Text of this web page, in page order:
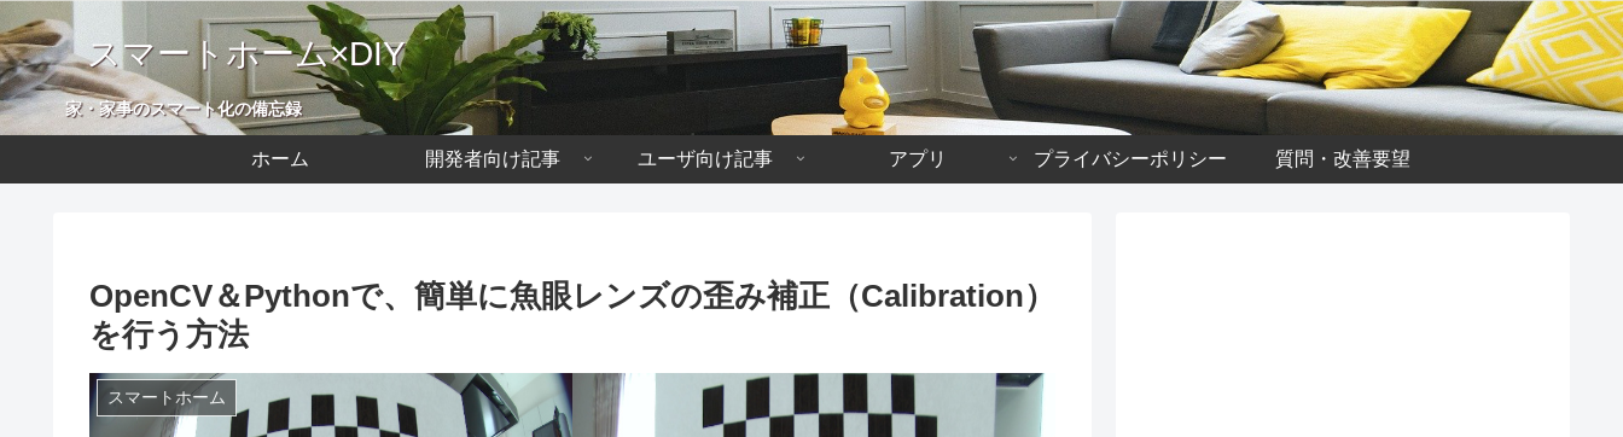
スマートホーム×DIY
家・家事のスマート化の備忘録
ホーム 開発者向け記事 ユーザ向け記事 アプリ プライバシーポリシー 質問・改善要望
OpenCV＆Pythonで、簡単に魚眼レンズの歪み補正（Calibration）
を行う方法
スマートホーム